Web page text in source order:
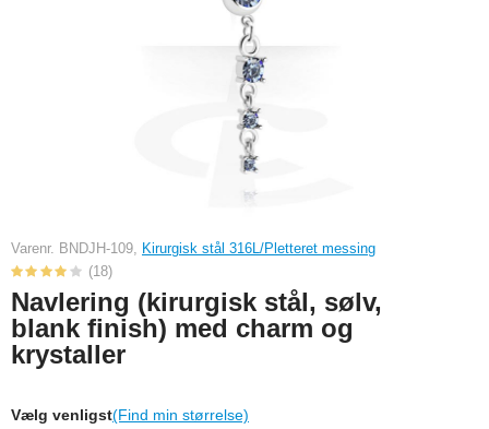
Varenr. BNDJH-109, Kirurgisk stål 316L/Pletteret messing
(18)
Navlering (kirurgisk stål, sølv,
blank finish) med charm og
krystaller
Vælg venligst(Find min størrelse)